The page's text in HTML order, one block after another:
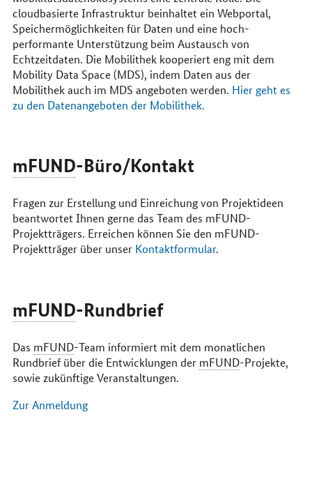
cloudbasierte Infrastruktur beinhaltet ein Webportal,
Speichermöglichkeiten für Daten und eine hoch-
performante Unterstützung beim Austausch von
Echtzeitdaten. Die Mobilithek kooperiert eng mit dem
Mobility Data Space (MDS), indem Daten aus der
Mobilithek auch im MDS angeboten werden. Hier geht es
zu den Datenangeboten der Mobilithek.
mFUND-Büro/Kontakt
Fragen zur Erstellung und Einreichung von Projektideen
beantwortet Ihnen gerne das Team des mFUND-
Projektträgers. Erreichen können Sie den mFUND-
Projektträger über unser Kontaktformular.
mFUND-Rundbrief
Das mFUND-Team informiert mit dem monatlichen
Rundbrief über die Entwicklungen der mFUND-Projekte,
sowie zukünftige Veranstaltungen.
Zur Anmeldung